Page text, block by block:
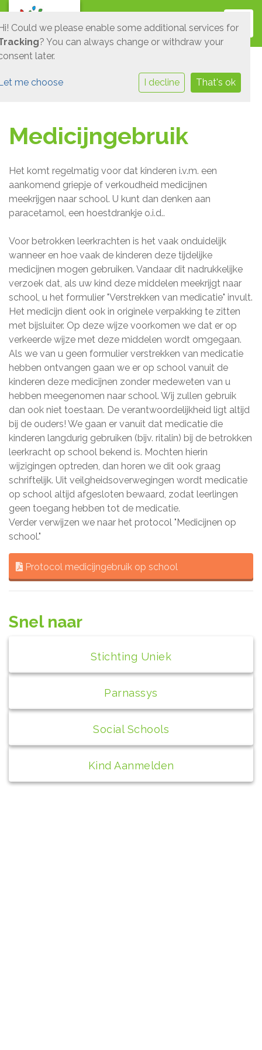
Medicijngebruik
Het komt regelmatig voor dat kinderen i.v.m. een
aankomend griepje of verkoudheid medicijnen
meekrijgen naar school. U kunt dan denken aan
paracetamol, een hoestdrankje o.i.d..
Voor betrokken leerkrachten is het vaak onduidelijk
wanneer en hoe vaak de kinderen deze tijdelijke
medicijnen mogen gebruiken. Vandaar dit nadrukkelijke
verzoek dat, als uw kind deze middelen meekrijgt naar
school, u het formulier "Verstrekken van medicatie" invult.
Het medicijn dient ook in originele verpakking te zitten
met bijsluiter. Op deze wijze voorkomen we dat er op
verkeerde wijze met deze middelen wordt omgegaan.
Als we van u geen formulier verstrekken van medicatie
hebben ontvangen gaan we er op school vanuit de
kinderen deze medicijnen zonder medeweten van u
hebben meegenomen naar school. Wij zullen gebruik
dan ook niet toestaan. De verantwoordelijkheid ligt altijd
bij de ouders! We gaan er vanuit dat medicatie die
kinderen langdurig gebruiken (bijv. ritalin) bij de betrokken
leerkracht op school bekend is. Mochten hierin
wijzigingen optreden, dan horen we dit ook graag
schriftelijk. Uit veilgheidsoverwegingen wordt medicatie
op school altijd afgesloten bewaard, zodat leerlingen
geen toegang hebben tot de medicatie.
Verder verwijzen we naar het protocol "Medicijnen op
school."
Protocol medicijngebruik op school
Snel naar
Stichting Uniek
Parnassys
Social Schools
Kind Aanmelden
Could we please enable some additional services for
? You can always change or withdraw your
later.
me choose I decline That's ok